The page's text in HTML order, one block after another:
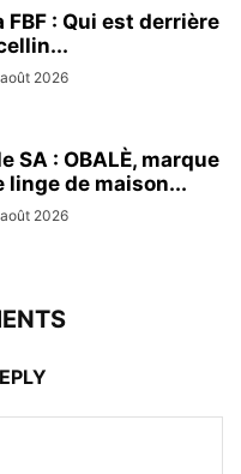
FBF : Qui est derrière
2026
SA : OBALÈ, marque
linge de maison...
2026